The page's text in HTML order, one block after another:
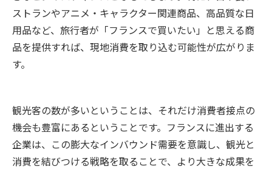
ストランやアニメ・キャラクター関連商品、高品質な日
用品など、旅行者が「フランスで買いたい」と思える商
品を提供すれば、現地消費を取り込む可能性が広がりま
す。
観光客の数が多いということは、それだけ消費者接点の
機会も豊富にあるということです。フランスに進出する
企業は、この膨大なインバウンド需要を意識し、観光と
消費を結びつける戦略を取ることで、より大きな成果を